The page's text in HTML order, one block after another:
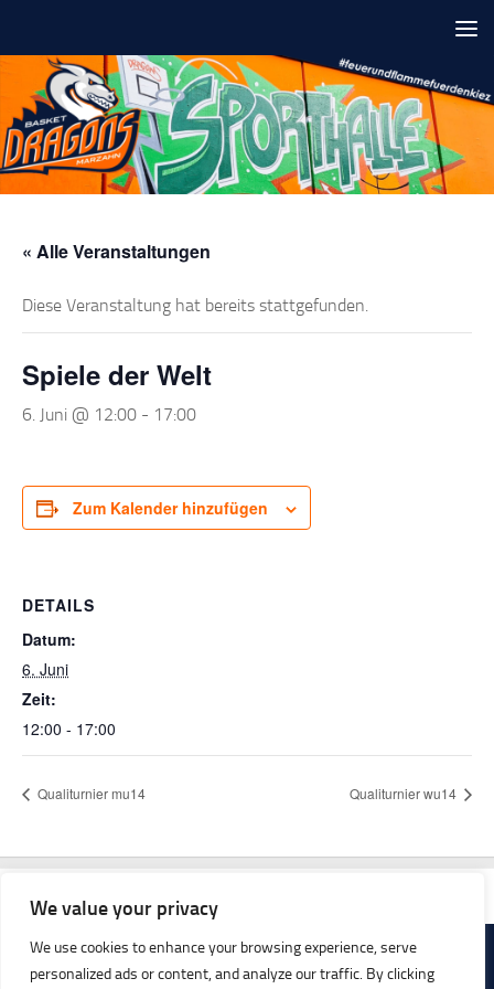
We value your privacy
We use cookies to enhance your browsing experience, serve
personalized ads or content, and analyze our traffic. By clicking
« Alle Veranstaltungen
Diese Veranstaltung hat bereits stattgefunden.
Spiele der Welt
6. Juni @ 12:00 - 17:00
Zum Kalender hinzufügen
DETAILS
Datum:
6. Juni
Zeit:
12:00 - 17:00
Qualiturnier mu14 Qualiturnier wu14